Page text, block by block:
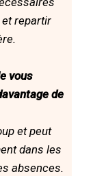
repartir
vous
de
et peut
dans les
absences.